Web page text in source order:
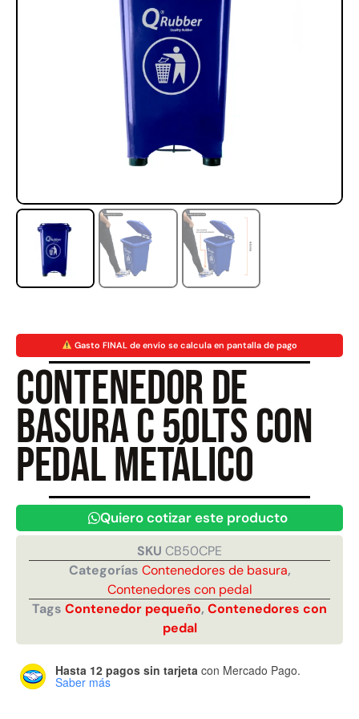
Gasto FINAL de envío se calcula en pantalla de pago
Contenedor de
basura C 50lts con
pedal metálico
Quiero cotizar este producto
SKU CB50CPE
Categorías Contenedores de basura,
Contenedores con pedal
Tags Contenedor pequeño, Contenedores con
pedal
Hasta 12 pagos sin tarjeta con Mercado Pago.
Saber más
Rampa Móvil Hidráulica
carga 10ton
22.711.412
11.790.000
Juego Modular 35
$
Juego Modular 40
QplayGround
$4.859.984
Leer más
Juego Modular 25
QplayGround
$9.558.557
$4.790.000
Agregar al carrito